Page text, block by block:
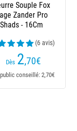
Souple Fox
Zander Pro
Shads - 16Cm
(6 avis)
Dès 2,70€
conseillé: 2,70€